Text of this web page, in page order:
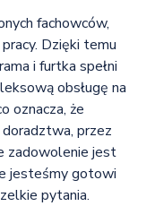
fachowców,
Dzięki temu
i furtka spełni
obsługę na
oznacza, że
przez
zadowolenie jest
jesteśmy gotowi
pytania.